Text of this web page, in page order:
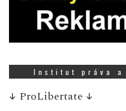
Institut práva a
↓ ProLibertate ↓